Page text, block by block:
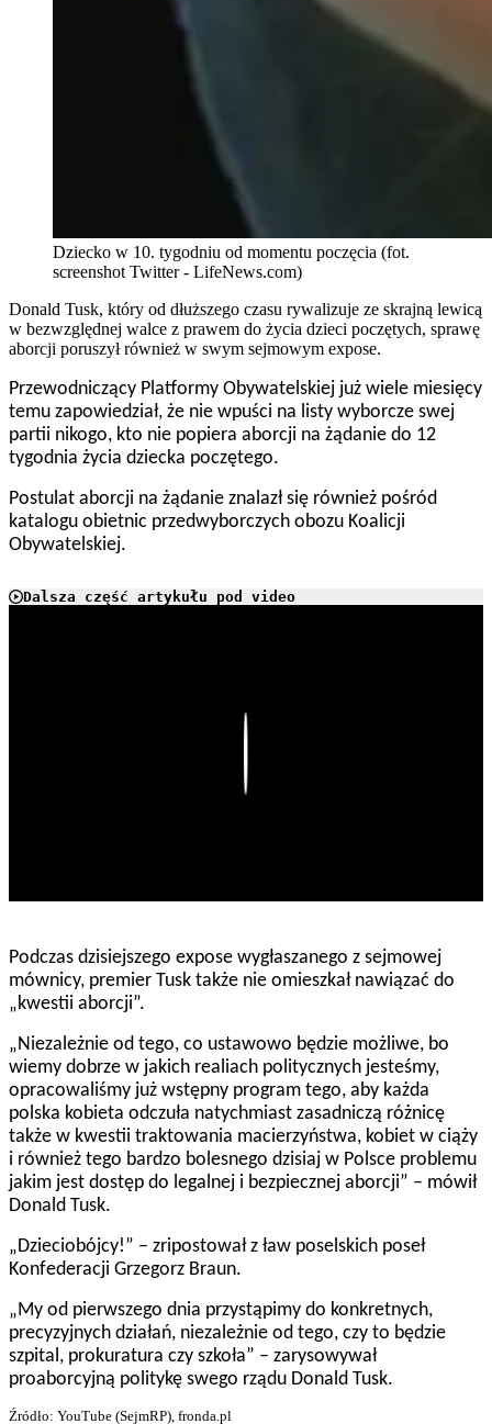
Dziecko w 10. tygodniu od momentu poczęcia (fot.
screenshot Twitter - LifeNews.com)
Donald Tusk, który od dłuższego czasu rywalizuje ze skrajną lewicą
w bezwzględnej walce z prawem do życia dzieci poczętych, sprawę
aborcji poruszył również w swym sejmowym expose.
Przewodniczący Platformy Obywatelskiej już wiele miesięcy
temu zapowiedział, że nie wpuści na listy wyborcze swej
partii nikogo, kto nie popiera aborcji na żądanie do 12
tygodnia życia dziecka poczętego.
Postulat aborcji na żądanie znalazł się również pośród
katalogu obietnic przedwyborczych obozu Koalicji
Obywatelskiej.
Dalsza część artykułu pod video
Podczas dzisiejszego expose wygłaszanego z sejmowej
mównicy, premier Tusk także nie omieszkał nawiązać do
„kwestii aborcji”.
„Niezależnie od tego, co ustawowo będzie możliwe, bo
wiemy dobrze w jakich realiach politycznych jesteśmy,
opracowaliśmy już wstępny program tego, aby każda
polska kobieta odczuła natychmiast zasadniczą różnicę
także w kwestii traktowania macierzyństwa, kobiet w ciąży
i również tego bardzo bolesnego dzisiaj w Polsce problemu
jakim jest dostęp do legalnej i bezpiecznej aborcji” – mówił
Donald Tusk.
„Dzieciobójcy!” – zripostował z ław poselskich poseł
Konfederacji Grzegorz Braun.
„My od pierwszego dnia przystąpimy do konkretnych,
precyzyjnych działań, niezależnie od tego, czy to będzie
szpital, prokuratura czy szkoła” – zarysowywał
proaborcyjną politykę swego rządu Donald Tusk.
Źródło: YouTube (SejmRP), fronda.pl